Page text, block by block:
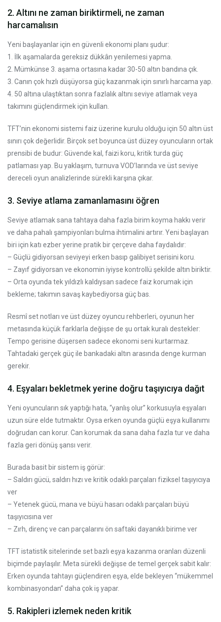
2. Altını ne zaman biriktirmeli, ne zaman
harcamalısın
Yeni başlayanlar için en güvenli ekonomi planı şudur:
1. İlk aşamalarda gereksiz dükkân yenilemesi yapma.
2. Mümkünse 3. aşama ortasına kadar 30-50 altın bandına çık.
3. Canın çok hızlı düşüyorsa güç kazanmak için sınırlı harcama yap.
4. 50 altına ulaştıktan sonra fazlalık altını seviye atlamak veya
takımını güçlendirmek için kullan.
TFT’nin ekonomi sistemi faiz üzerine kurulu olduğu için 50 altın üst
sınırı çok değerlidir. Birçok set boyunca üst düzey oyuncuların ortak
prensibi de budur: Güvende kal, faizi koru, kritik turda güç
patlaması yap. Bu yaklaşım, turnuva VOD’larında ve üst seviye
dereceli oyun analizlerinde sürekli karşına çıkar.
3. Seviye atlama zamanlamasını öğren
Seviye atlamak sana tahtaya daha fazla birim koyma hakkı verir
ve daha pahalı şampiyonları bulma ihtimalini artırır. Yeni başlayan
biri için katı ezber yerine pratik bir çerçeve daha faydalıdır:
– Güçlü gidiyorsan seviyeyi erken basıp galibiyet serisini koru.
– Zayıf gidiyorsan ve ekonomin iyiyse kontrollü şekilde altın biriktir.
– Orta oyunda tek yıldızlı kaldıysan sadece faiz korumak için
bekleme; takımın savaş kaybediyorsa güç bas.
Resmî set notları ve üst düzey oyuncu rehberleri, oyunun her
metasında küçük farklarla değişse de şu ortak kuralı destekler:
Tempo gerisine düşersen sadece ekonomi seni kurtarmaz.
Tahtadaki gerçek güç ile bankadaki altın arasında denge kurman
gerekir.
4. Eşyaları bekletmek yerine doğru taşıyıcıya dağıt
Yeni oyuncuların sık yaptığı hata, “yanlış olur” korkusuyla eşyaları
uzun süre elde tutmaktır. Oysa erken oyunda güçlü eşya kullanımı
doğrudan can korur. Can korumak da sana daha fazla tur ve daha
fazla geri dönüş şansı verir.
Burada basit bir sistem iş görür:
– Saldırı gücü, saldırı hızı ve kritik odaklı parçaları fiziksel taşıyıcıya
ver
– Yetenek gücü, mana ve büyü hasarı odaklı parçaları büyü
taşıyıcısına ver
– Zırh, direnç ve can parçalarını ön saftaki dayanıklı birime ver
TFT istatistik sitelerinde set bazlı eşya kazanma oranları düzenli
biçimde paylaşılır. Meta sürekli değişse de temel gerçek sabit kalır:
Erken oyunda tahtayı güçlendiren eşya, elde bekleyen “mükemmel
kombinasyondan” daha çok iş yapar.
5. Rakipleri izlemek neden kritik